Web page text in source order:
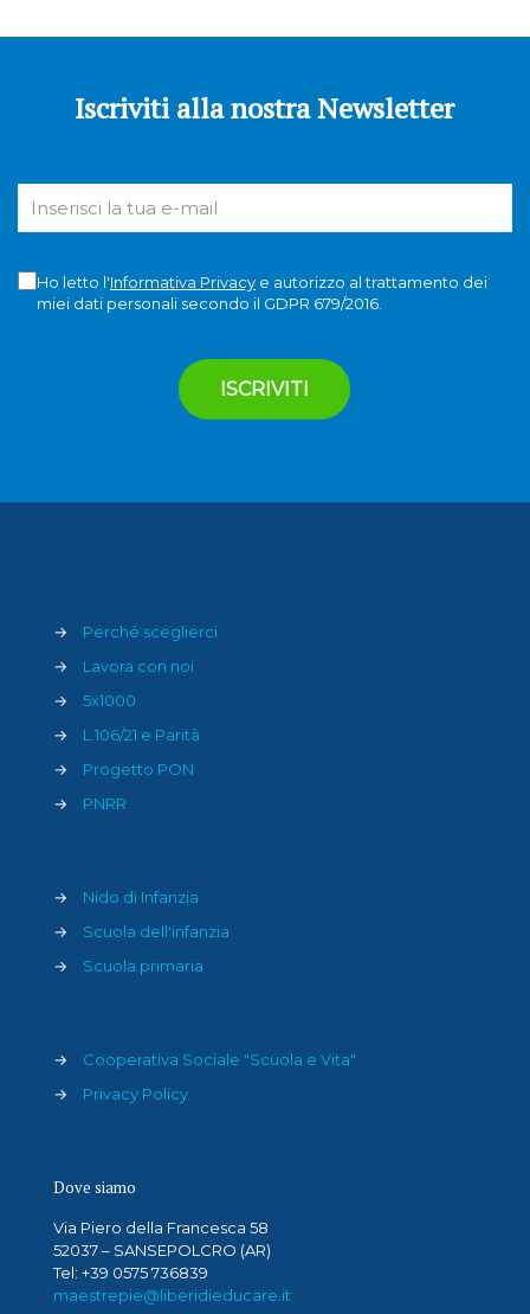
Iscriviti alla nostra Newsletter
Ho letto l'Informativa Privacye autorizzo al trattamento dei
miei dati personali secondo il GDPR 679/2016.
→
Perché sceglierci
→
Lavora con noi
→
5x1000
→
L.106/21 e Parità
→
Progetto PON
→
PNRR
→
Nido di Infanzia
→
Scuola dell'infanzia
→
Scuola primaria
→
Cooperativa Sociale "Scuola e Vita"
→
Privacy Policy
Dove siamo
Via Piero della Francesca 58
52037 – SANSEPOLCRO (AR)
Tel: +39 0575 736839
maestrepie@liberidieducare.it